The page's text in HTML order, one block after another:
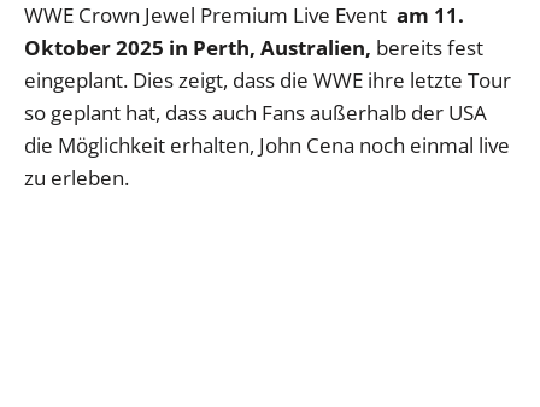
WWE Crown Jewel Premium Live Event am 11.
Oktober 2025 in Perth, Australien, bereits fest
eingeplant. Dies zeigt, dass die WWE ihre letzte Tour
so geplant hat, dass auch Fans außerhalb der USA
die Möglichkeit erhalten, John Cena noch einmal live
zu erleben.